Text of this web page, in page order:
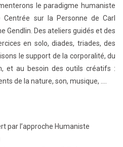
le paradigme humaniste
Centrée sur la Personne de Carl
Gendlin. Des ateliers guidés et des
en solo, diades, triades, des
le support de la corporalité, du
et au besoin des outils créatifs :
de la nature, son, musique, ….
par l’approche Humaniste